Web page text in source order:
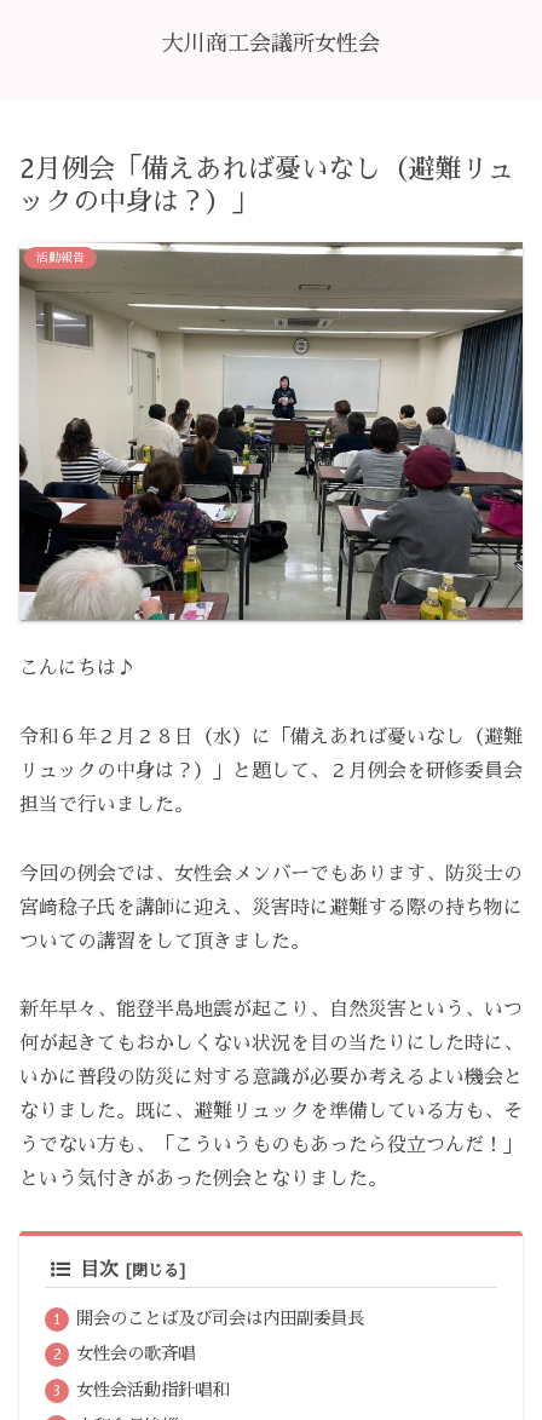
大川商工会議所女性会
2月例会「備えあれば憂いなし（避難リュ
ックの中身は？）」
活動報告
こんにちは♪
令和６年２月２８日（水）に「備えあれば憂いなし（避難
リュックの中身は？）」と題して、２月例会を研修委員会
担当で行いました。
今回の例会では、女性会メンバーでもあります、防災士の
宮﨑稔子氏を講師に迎え、災害時に避難する際の持ち物に
ついての講習をして頂きました。
新年早々、能登半島地震が起こり、自然災害という、いつ
何が起きてもおかしくない状況を目の当たりにした時に、
いかに普段の防災に対する意識が必要か考えるよい機会と
なりました。既に、避難リュックを準備している方も、そ
うでない方も、「こういうものもあったら役立つんだ！」
という気付きがあった例会となりました。
目次
開会のことば及び司会は内田副委員長
女性会の歌斉唱
女性会活動指針唱和